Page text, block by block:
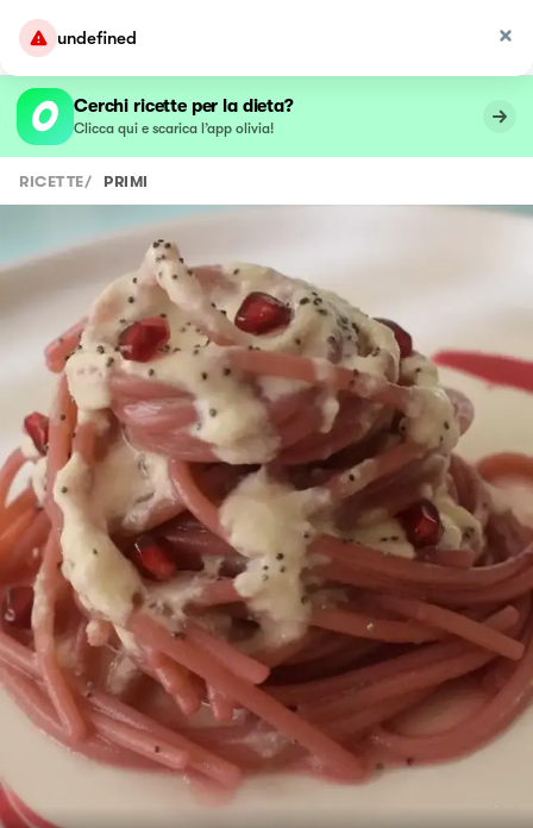
undefined
Cerchi ricette per la dieta?
Clicca qui e scarica l’app olivia!
RICETTE/ PRIMI